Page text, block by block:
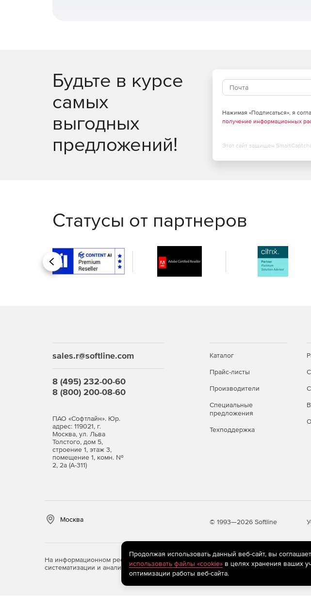
Будьте в курсе
самых
выгодных
предложений!
Нажимая «Подписаться», я
получение информационных
Этот сайт защищен
Статусы от партнеров
Назад
sales.r@softline.com
8 (495) 232-00-60
8 (800) 200-08-60
ПАО «Софтлайн». Юр.
адрес: 119021, г.
Москва, ул. Льва
Толстого, дом 5,
строение 1, этаж 3,
помещение 1, комн. №
2, 2а (А-311)
Каталог
Прайс-листы
Производители
Специальные
предложения
Техподдержка
Москва © 1993—2026 Softline
На информационном ресурсе store.softline.ru применяются рекомендательные
систематизации и анализа сведений, относящихся к предпочтениям
Продолжая использовать данный веб-сайт, вы
использовать файлы «cookie»в целях хранения ваших
оптимизации работы веб-сайта.